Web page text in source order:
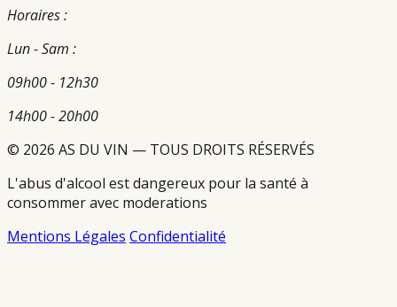
Horaires :
Lun - Sam :
09h00 - 12h30
14h00 - 20h00
© 2026 AS DU VIN — TOUS DROITS RÉSERVÉS
L'abus d'alcool est dangereux pour la santé à
consommer avec moderations
Mentions Légales Confidentialité